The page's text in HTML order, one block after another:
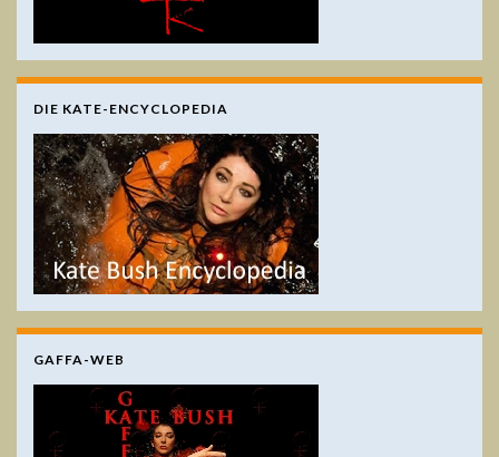
DIE KATE-ENCYCLOPEDIA
GAFFA-WEB